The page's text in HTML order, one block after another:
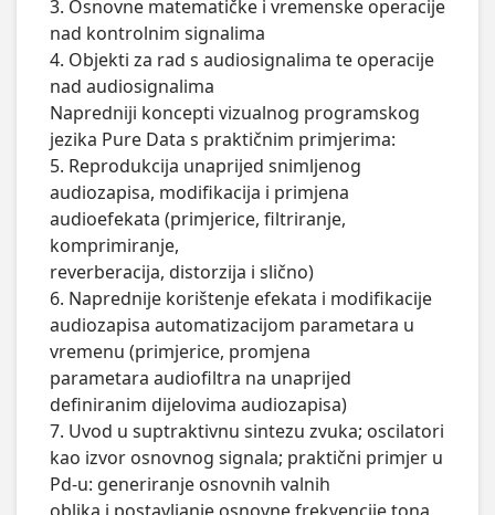
3. Osnovne matematičke i vremenske operacije
nad kontrolnim signalima
4. Objekti za rad s audiosignalima te operacije
nad audiosignalima
Napredniji koncepti vizualnog programskog
jezika Pure Data s praktičnim primjerima:
5. Reprodukcija unaprijed snimljenog
audiozapisa, modifikacija i primjena
audioefekata (primjerice, filtriranje,
komprimiranje,
reverberacija, distorzija i slično)
6. Naprednije korištenje efekata i modifikacije
audiozapisa automatizacijom parametara u
vremenu (primjerice, promjena
parametara audiofiltra na unaprijed
definiranim dijelovima audiozapisa)
7. Uvod u suptraktivnu sintezu zvuka; oscilatori
kao izvor osnovnog signala; praktični primjer u
Pd-u: generiranje osnovnih valnih